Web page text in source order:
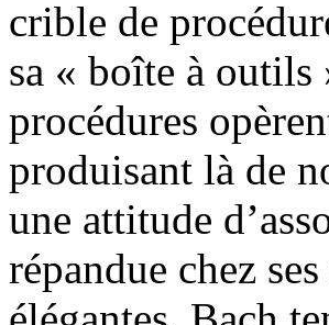
crible de
sa « boîte à outils
procédures
produisant là de
une attitude
répandue chez